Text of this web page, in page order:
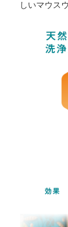
しいマウス